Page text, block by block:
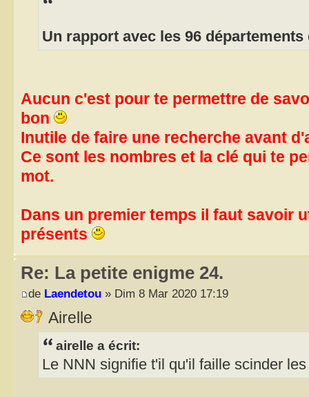
Un rapport avec les 96
Aucun c'est pour te permettre de
bon
Inutile de faire une recherche avant
Ce sont les nombres et la clé qui te
mot.
Dans un premier temps il faut savoir
présents
Re: La petite enigme 24.
de Laendetou » Dim 8 Mar 2020 17:19
Airelle
airelle a écrit:
Le NNN signifie t'il qu'il faille scinder